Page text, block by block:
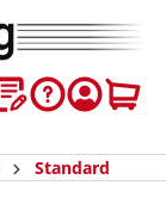
Standard